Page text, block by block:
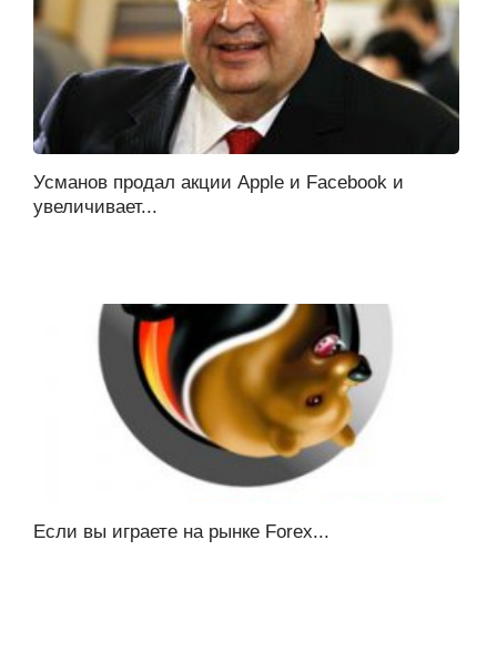
Усманов продал акции Apple и Facebook и
увеличивает...
Если вы играете на рынке Forex...